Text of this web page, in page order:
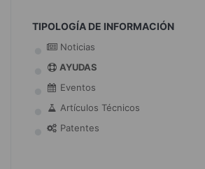
TIPOLOGÍA DE INFORMACIÓN
Noticias
AYUDAS
Eventos
Artículos Técnicos
Patentes